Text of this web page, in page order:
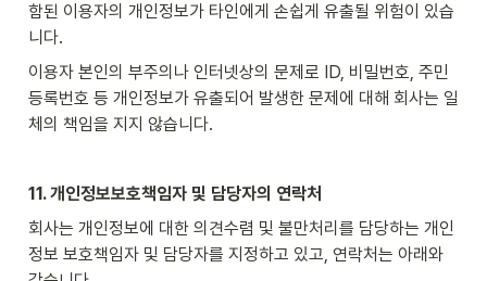
함된 이용자의 개인정보가 타인에게 손쉽게 유출될 위험이 있습
니다.
이용자 본인의 부주의나 인터넷상의 문제로 ID, 비밀번호, 주민
등록번호 등 개인정보가 유출되어 발생한 문제에 대해 회사는 일
체의 책임을 지지 않습니다.
11. 개인정보보호책임자 및 담당자의 연락처
회사는 개인정보에 대한 의견수렴 및 불만처리를 담당하는 개인
정보 보호책임자 및 담당자를 지정하고 있고, 연락처는 아래와